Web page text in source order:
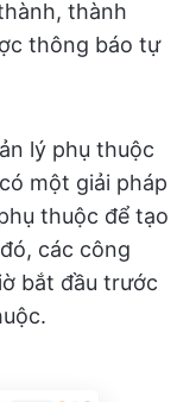
thành
thông báo tự
lý phụ thuộc
một giải pháp
thuộc để tạo
các công
bắt đầu trước